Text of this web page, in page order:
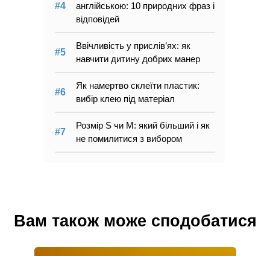
англійською: 10 природних фраз і
відповідей
Ввічливість у прислів’ях: як
навчити дитину добрих манер
Як намертво склеїти пластик:
вибір клею під матеріал
Розмір S чи M: який більший і як
не помилитися з вибором
Вам також може сподобатися